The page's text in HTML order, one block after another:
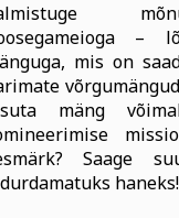
–
mis on
mäng
Saage
haneks!